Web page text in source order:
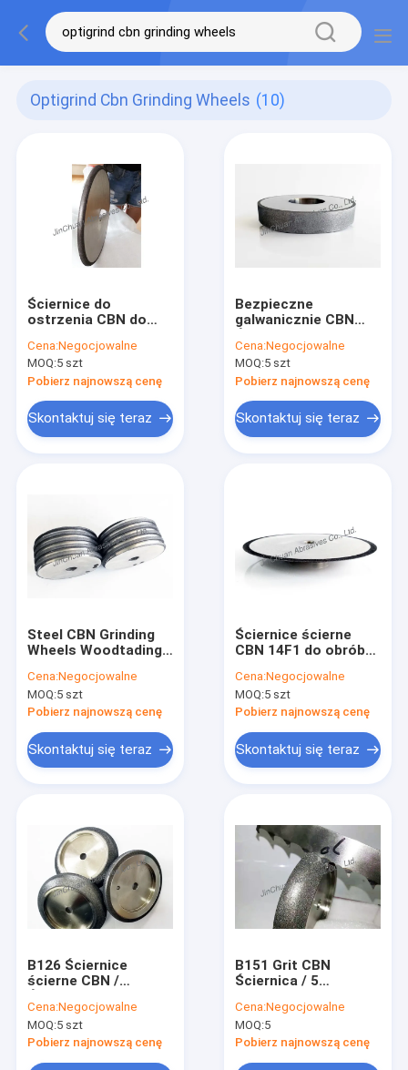
Optigrind Cbn Grinding Wheels (10)
Ściernice do
ostrzenia CBN do
taśmowych z drewna
Doskonałe
sprzężenie zwrotne
Cena:Negocjowalne
MOQ:5 szt
Pobierz najnowszą cenę
Skontaktuj się teraz
Bezpieczne
galwanicznie CBN
Tokarki B100 Grit
Cena:Negocjowalne
MOQ:5 szt
Pobierz najnowszą cenę
Skontaktuj się teraz
Steel CBN Grinding
Wheels Woodtading /
ściernice ścierne
Cena:Negocjowalne
MOQ:5 szt
Pobierz najnowszą cenę
Skontaktuj się teraz
Ściernice ścierne
CBN 14F1 do obróbki
powierzchnią
ostrzenia
Cena:Negocjowalne
MOQ:5 szt
Pobierz najnowszą cenę
Skontaktuj się teraz
B126 Ściernice
ścierne CBN /
Wood-Mizer
Cena:Negocjowalne
MOQ:5 szt
Pobierz najnowszą cenę
B151 Grit CBN
Ściernica / 5
niestandardowa
galwanizowana
ściernica
Cena:Negocjowalne
MOQ:5
Pobierz najnowszą cenę